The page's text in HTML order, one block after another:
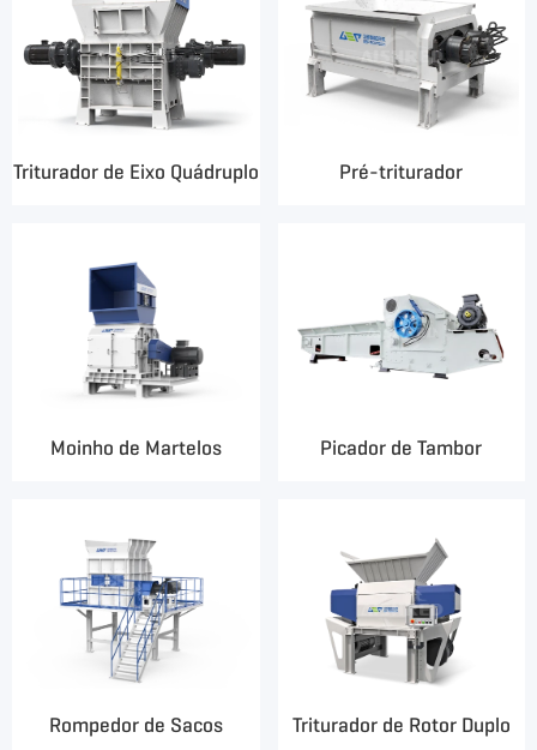
Triturador de Eixo Quádruplo Pré-triturador
Moinho de Martelos Picador de Tambor
Rompedor de Sacos Triturador de Rotor Duplo